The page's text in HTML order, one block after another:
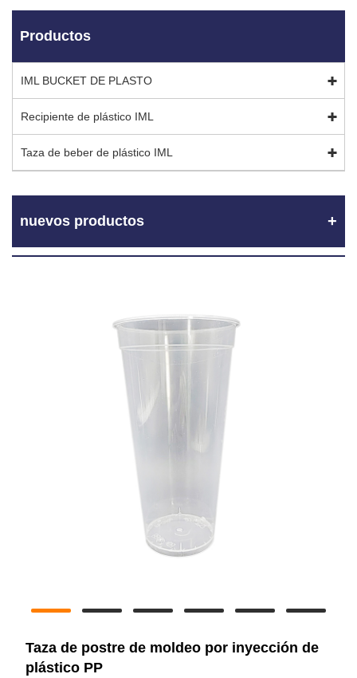
Productos
IML BUCKET DE PLASTO
Recipiente de plástico IML
Taza de beber de plástico IML
nuevos productos
Taza de postre de moldeo por inyección de
plástico PP